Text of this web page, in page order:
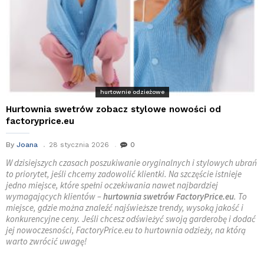
hurtownie odzieżowe
Hurtownia swetrów zobacz stylowe nowości od
factoryprice.eu
By Joana 28 stycznia 2026 0
W dzisiejszych czasach poszukiwanie oryginalnych i stylowych ubrań
to priorytet, jeśli chcemy zadowolić klientki. Na szczęście istnieje
jedno miejsce, które spełni oczekiwania nawet najbardziej
wymagających klientów –hurtownia swetrówFactoryPrice.eu. To
miejsce, gdzie można znaleźć najświeższe trendy, wysoką jakość i
konkurencyjne ceny. Jeśli chcesz odświeżyć swoją garderobę i dodać
jej nowoczesności, FactoryPrice.eu to hurtownia odzieży, na którą
warto zwrócić uwagę!